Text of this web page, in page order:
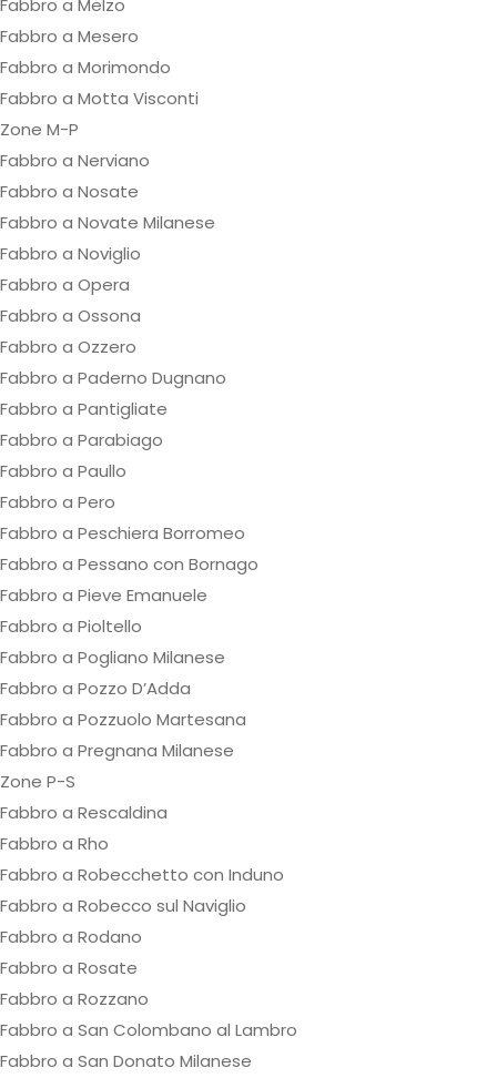
Fabbro a Melzo
Fabbro a Mesero
Fabbro a Morimondo
Fabbro a Motta Visconti
Zone M-P
Fabbro a Nerviano
Fabbro a Nosate
Fabbro a Novate Milanese
Fabbro a Noviglio
Fabbro a Opera
Fabbro a Ossona
Fabbro a Ozzero
Fabbro a Paderno Dugnano
Fabbro a Pantigliate
Fabbro a Parabiago
Fabbro a Paullo
Fabbro a Pero
Fabbro a Peschiera Borromeo
Fabbro a Pessano con Bornago
Fabbro a Pieve Emanuele
Fabbro a Pioltello
Fabbro a Pogliano Milanese
Fabbro a Pozzo D’Adda
Fabbro a Pozzuolo Martesana
Fabbro a Pregnana Milanese
Zone P-S
Fabbro a Rescaldina
Fabbro a Rho
Fabbro a Robecchetto con Induno
Fabbro a Robecco sul Naviglio
Fabbro a Rodano
Fabbro a Rosate
Fabbro a Rozzano
Fabbro a San Colombano al Lambro
Fabbro a San Donato Milanese